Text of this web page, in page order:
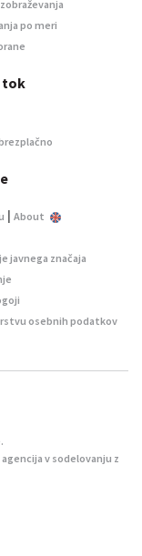
po meri
tok
| About
javnega značaja
osebnih podatkov
v sodelovanju z